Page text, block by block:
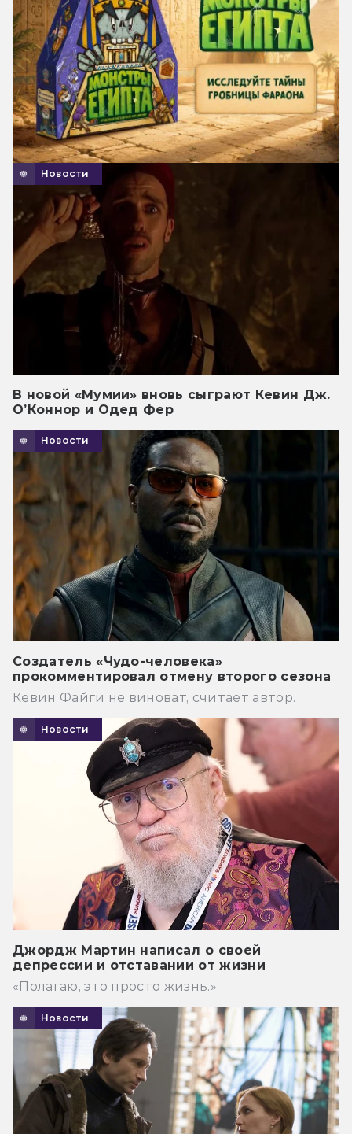
Новости
В новой «Мумии» вновь сыграют Кевин Дж.
О’Коннор и Одед Фер
Новости
Создатель «Чудо-человека»
прокомментировал отмену второго сезона
Кевин Файги не виноват, считает автор.
Новости
Джордж Мартин написал о своей
депрессии и отставании от жизни
«Полагаю, это просто жизнь.»
Новости